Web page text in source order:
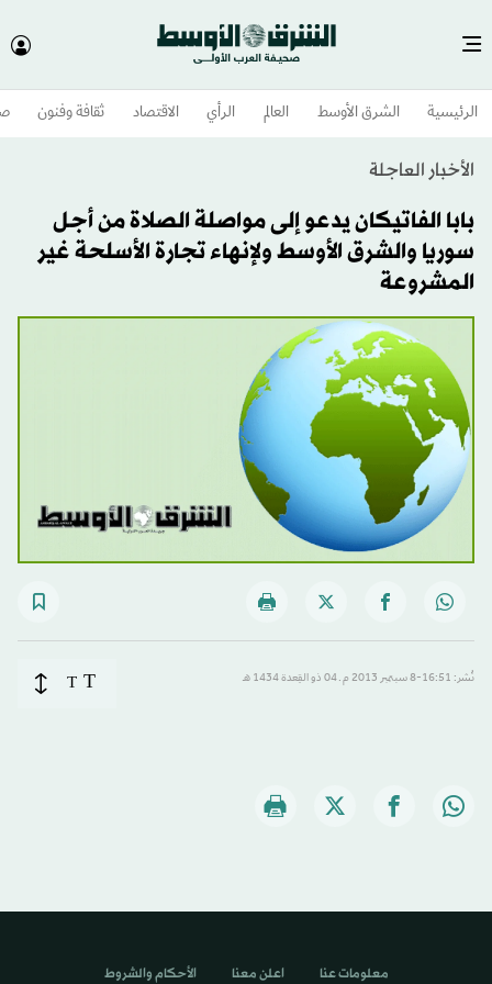
الرئيسية الشرق الأوسط​ العالم الرأي الاقتصاد ثقافة وفنون
الأخبار العاجلة
بابا الفاتيكان يدعو إلى مواصلة الصلاة من أجل
سوريا والشرق الأوسط ولإنهاء تجارة الأسلحة غير
المشروعة
نُشر: 16:51-8 سبتمبر 2013 م ـ 04 ذو القِعدة 1434 هـ T
T
معلومات عنا اعلن معنا الأحكام والشروط